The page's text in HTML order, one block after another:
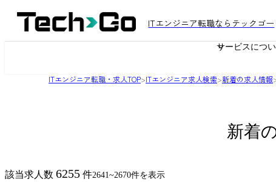
ITエンジニア転職ならテックゴー
サービスにつ
ITエンジニア転職・求人TOP>ITエンジニア求人検索>新着の求人情報
新着
該当求人数 6255 件2641~2670件を表示